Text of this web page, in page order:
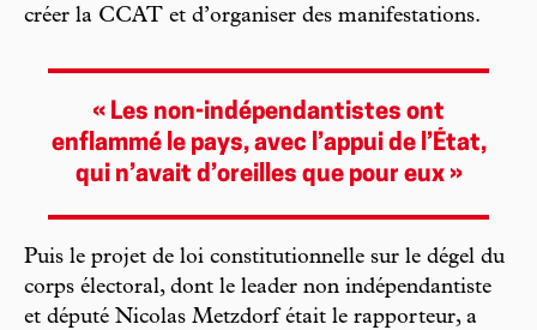
créer la CCAT et d’organiser des manifestations.
« Les non-indépendantistes ont
enflammé le pays, avec l’appui de l’État,
qui n’avait d’oreilles que pour eux »
Puis le projet de loi constitutionnelle sur le dégel du
corps électoral, dont le leader non indépendantiste
et député Nicolas Metzdorf était le rapporteur, a